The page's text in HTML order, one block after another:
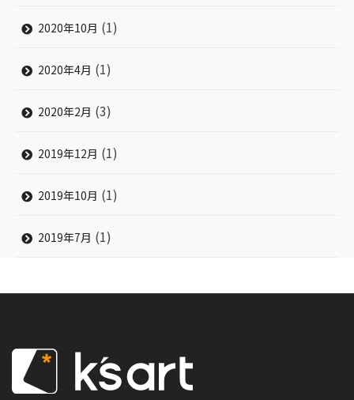
2020年10月 (1)
2020年4月 (1)
2020年2月 (3)
2019年12月 (1)
2019年10月 (1)
2019年7月 (1)